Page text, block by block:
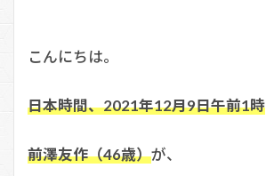
こんにちは。
日本時間、2021年12月9日午前1時
前澤友作（46歳）が、